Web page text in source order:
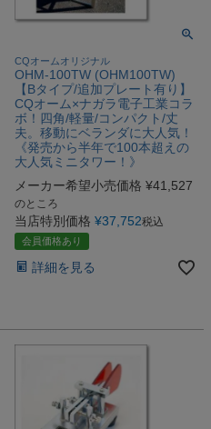
CQオームオリジナル
OHM-100TW (OHM100TW)
【Bタイプ/追加プレート有り】
CQオーム×ナガラ電子工業コラ
ボ！四角/軽量/コンパクト/丈
夫。移動にベランダに大人気！
《発売から半年で100本超えの
大人気ミニタワー！》
メーカー希望小売価格 ¥41,527
のところ
当店特別価格 ¥37,752税込
会員価格あり
詳細を見る